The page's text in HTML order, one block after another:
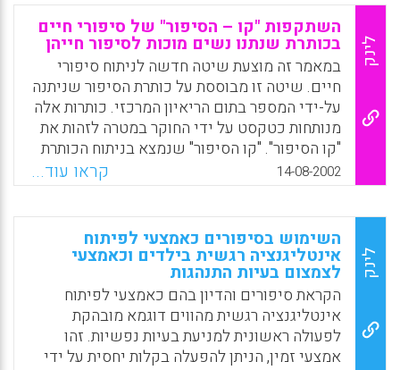
לינק
השתקפות "קו – הסיפור" של סיפורי חיים
בכותרת שנתנו נשים מוכות לסיפור חייהן
במאמר זה מוצעת שיטה חדשה לניתוח סיפורי
חיים. שיטה זו מבוססת על כותרת הסיפור שניתנה
על-ידי המספר בתום הריאיון המרכזי. כותרות אלה
מנותחות כטקסט על ידי החוקר במטרה לזהות את
"קו הסיפור". "קו הסיפור" שנמצא בניתוח הכותרת
מושווה לזה שזוהה בניתוח סיפור החיים.
באמצעות השוואת "קווי הסיפור" ניתן לזהות את
"צופן העל" של סיפורי החיים מעבר לסיפור
הבודד. הדגמת השיטה נעשית במאמר זה על
כותרות שנתנו נשים מוכות לסיפור חייהן. המאמר
מסתיים בדיון על יתרונות ומגבלות של השיטה (
לאה קסן) .
WhatsApp
Facebook
Email
X
14-08-2002 קראו עוד...
לינק
השימוש בסיפורים כאמצעי לפיתוח
אינטליגנציה רגשית בילדים וכאמצעי
לצמצום בעיות התנהגות
הקראת סיפורים והדיון בהם כאמצעי לפיתוח
אינטליגנציה רגשית מהווים דוגמא מובהקת
לפעולה ראשונית למניעת בעיות נפשיות. זהו
אמצעי זמין, הניתן להפעלה בקלות יחסית על ידי